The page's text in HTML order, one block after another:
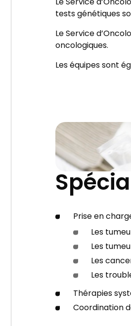
tests génétiques
Le Service
oncologiques.
Les équipes sont
Prise en
Les
Les
Les
Les
Thérapies
Coordination